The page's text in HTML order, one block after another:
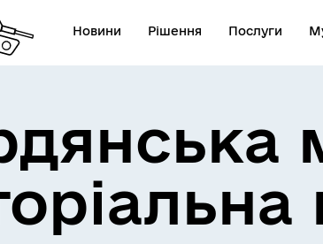
Новини Рішення Послуги